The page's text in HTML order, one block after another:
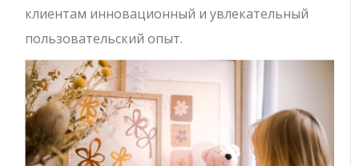
клиентам инновационный и увлекательный
пользовательский опыт.